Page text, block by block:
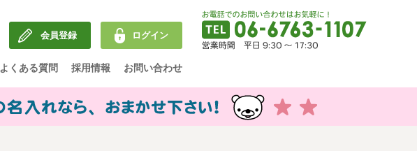
会員登録 ログイン
よくある質問 採用情報 お問い合わせ